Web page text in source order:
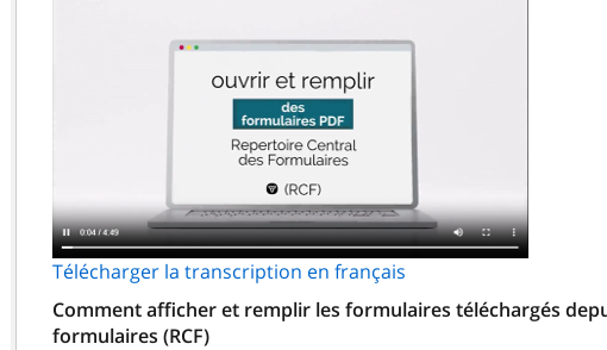
Télécharger la transcription en français
Comment afficher et remplir les formulaires téléchargés
formulaires (RCF)